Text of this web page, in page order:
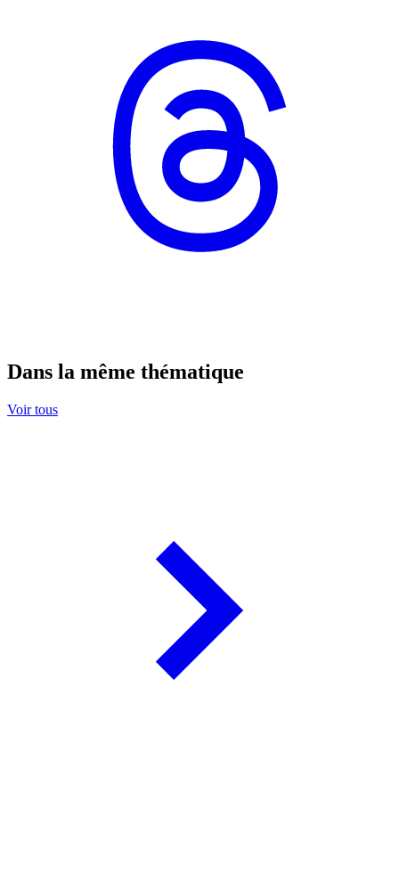
Dans la même thématique
Voir tous